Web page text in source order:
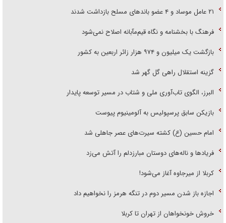
۲۱ عامل موساد و ۴ عضو باند‌های مسلح بازداشت شدند
فرهنگ با بخشنامه و نگاه قیم‌مآبانه اصلاح نمی‌شود
بازگشت یک میلیون و ۹۷۴ هزار زائر اربعین به کشور
گزینه استقلال راهی گل گهر شد
البرز، الگوی تاب‌آوری ملی و شتاب در مسیر توسعه پایدار
بازیکن سابق پرسپولیس به آلومینیوم پیوست
امام حسین (ع) کشته سیرت‌های عصر جاهلی شد
فریاد‌ها و ناله‌های دوستان مبارزدلم را آتش می‌زد
کربلا از میرجاوه آغاز می‌شود!
اجازه باز شدن مسیر دوم در تنگه هرمز را نخواهیم داد
خروش خونخواهان از تهران تا کربلا